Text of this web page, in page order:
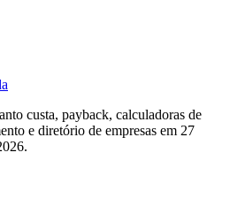
custa, payback, calculadoras de
e diretório de empresas em 27